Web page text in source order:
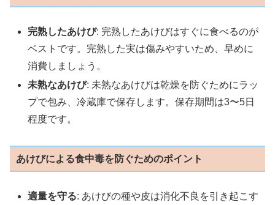
完熟したあけび: 完熟したあけびはすぐに食べるのが
ベストです。完熟した実は傷みやすいため、早めに
消費しましょう。
未熟なあけび: 未熟なあけびは乾燥を防ぐためにラッ
プで包み、冷蔵庫で保存します。保存期間は3〜5日
程度です。
あけびによる食中毒を防ぐためのポイント
適量を守る: あけびの種や皮は消化不良を引き起こす